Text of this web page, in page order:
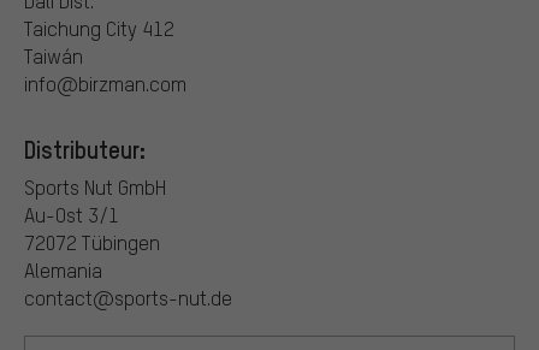
Taichung City 412
Taiwán
info@birzman.com
Distributeur:
Sports Nut GmbH
Au-Ost 3/1
72072 Tübingen
Alemania
contact@sports-nut.de